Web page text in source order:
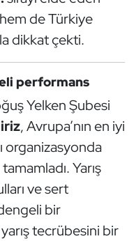
de Türkiye
dikkat çekti.
performans
Yelken Şubesi
, Avrupa’nın en iyi
organizasyonda
tamamladı. Yarış
ve sert
bir
tecrübesini bir